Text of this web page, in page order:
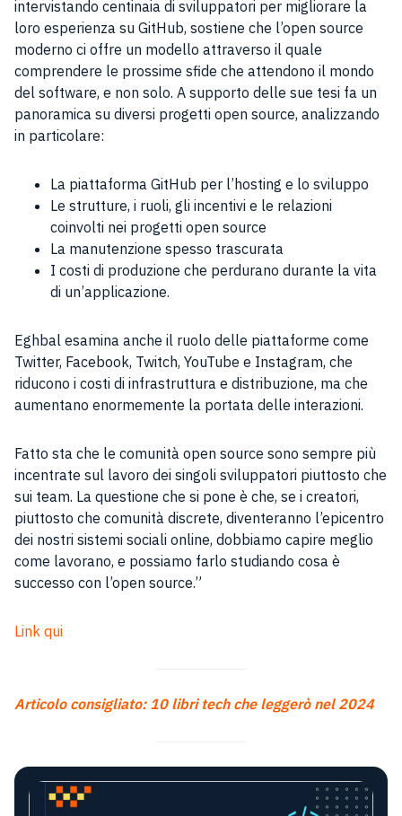
intervistando centinaia di sviluppatori per migliorare la
loro esperienza su GitHub, sostiene che l’open source
moderno ci offre un modello attraverso il quale
comprendere le prossime sfide che attendono il mondo
del software, e non solo. A supporto delle sue tesi fa un
panoramica su diversi progetti open source, analizzando
in particolare:
La piattaforma GitHub per l’hosting e lo sviluppo
Le strutture, i ruoli, gli incentivi e le relazioni
coinvolti nei progetti open source
La manutenzione spesso trascurata
I costi di produzione che perdurano durante la vita
di un’applicazione.
Eghbal esamina anche il ruolo delle piattaforme come
Twitter, Facebook, Twitch, YouTube e Instagram, che
riducono i costi di infrastruttura e distribuzione, ma che
aumentano enormemente la portata delle interazioni.
Fatto sta che le comunità open source sono sempre più
incentrate sul lavoro dei singoli sviluppatori piuttosto che
sui team. La questione che si pone è che, se i creatori,
piuttosto che comunità discrete, diventeranno l’epicentro
dei nostri sistemi sociali online, dobbiamo capire meglio
come lavorano, e possiamo farlo studiando cosa è
successo con l’open source.”
Link qui
Articolo consigliato: 10 libri tech che leggerò nel 2024